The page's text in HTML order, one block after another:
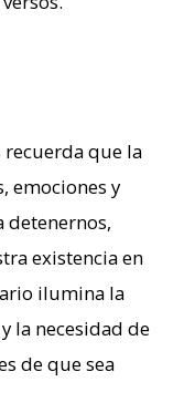
recuerda que la
emociones y
detenernos,
existencia en
ilumina la
la necesidad de
de que sea